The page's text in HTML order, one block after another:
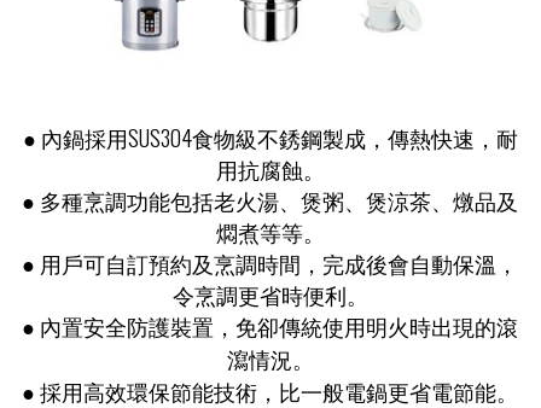
● 內鍋採用SUS304食物級不銹鋼製成，傳熱快速，耐
用抗腐蝕。
● 多種烹調功能包括老火湯、煲粥、煲涼茶、燉品及
燜煮等等。
● 用戶可自訂預約及烹調時間，完成後會自動保溫，
令烹調更省時便利。
● 內置安全防護裝置，免卻傳統使用明火時出現的滾
瀉情況。
● 採用高效環保節能技術，比一般電鍋更省電節能。